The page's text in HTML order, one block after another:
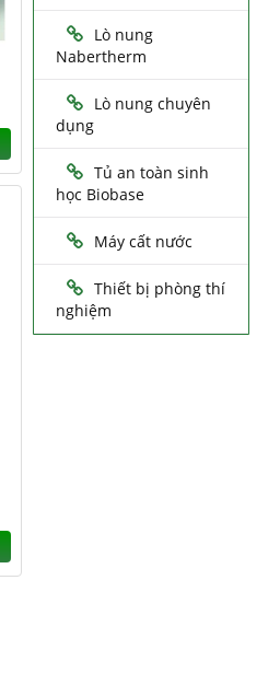
Lò nung
Nabertherm
Lò nung chuyên
dụng
Tủ an toàn sinh
học Biobase
Máy cất nước
Thiết bị phòng thí
nghiệm